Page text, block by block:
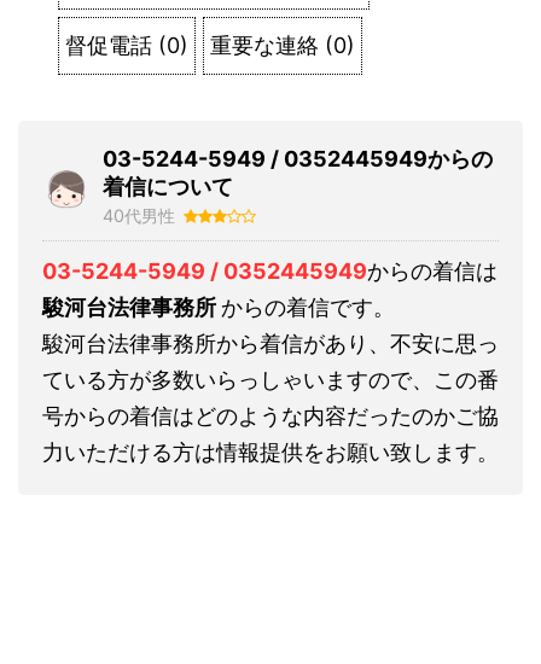
督促電話 (0) 重要な連絡 (0)
03-5244-5949 / 0352445949からの
着信について
40代男性
03-5244-5949 / 0352445949からの着信は
駿河台法律事務所からの着信です。
駿河台法律事務所から着信があり、不安に思っ
ている方が多数いらっしゃいますので、この番
号からの着信はどのような内容だったのかご協
力いただける方は情報提供をお願い致します。